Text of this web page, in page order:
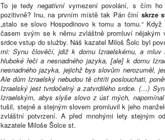
To je tedy negativnívymezení povolání, s čím ho
pozitivně? Inu, na prvním místě tak Pán činí skrze
„stalo se slovo Hospodinovo k tomu a tomu.“
časem svým se k němu zvláštně promluví
srdce vstup do služby. Náš kazatel Miloš Šolc byl
mi: Synu člověčí, jdiž k domu Izraelskému, a
hluboké řeči a nesnadného jazyka, [ale] k domu
nesnadného jazyka, jejichž bys slovům nerozuměl,
Ale dům Izraelský nebudou tě chtíti poslouchati,
Izraelský jest tvrdočelný a zatvrdilého srdce. (…)
Izraelským, abys slyše slovo z úst mých,
tušil, stejně a stejným slovem promluvil k jeho
zvláštní potvrzení. A před mnohými lety stejným
kazatele Miloše Šolce st.